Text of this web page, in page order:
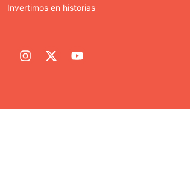
Invertimos en historias